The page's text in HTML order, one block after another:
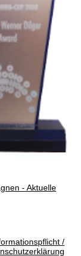
- Aktuelle
/